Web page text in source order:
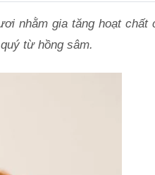
nhằm gia tăng hoạt chất
từ hồng sâm.